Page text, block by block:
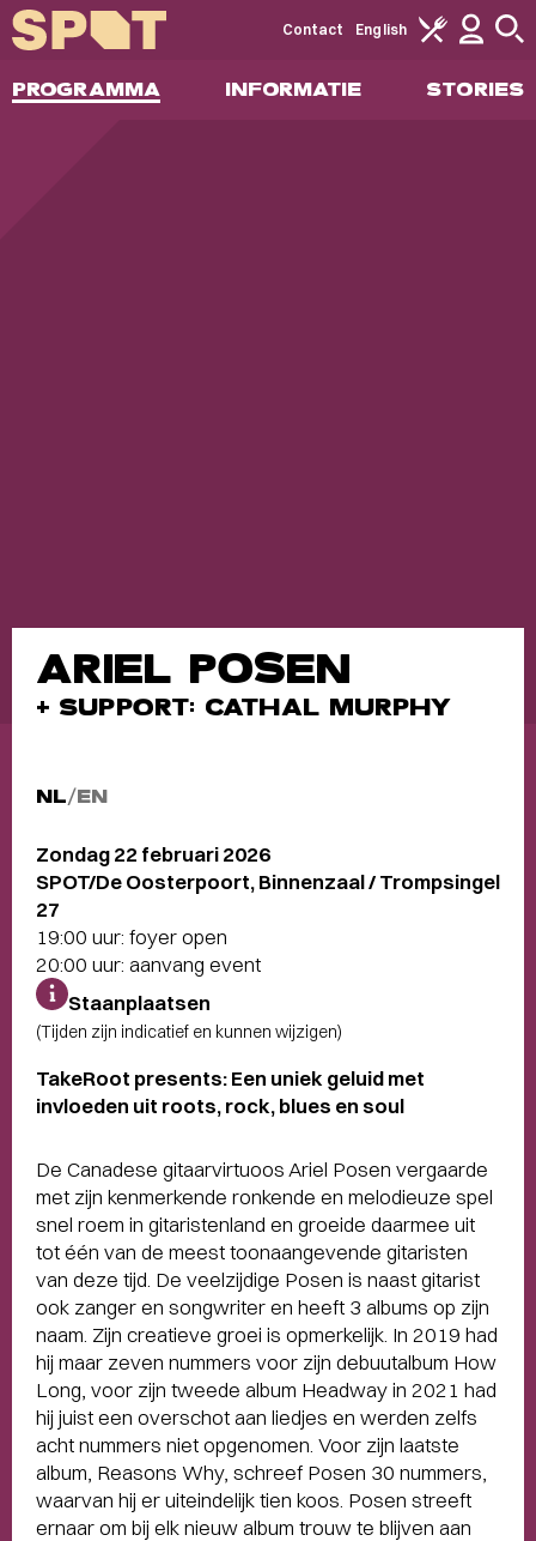
PROGRAMMA INFORMATIE STORIES
Contact English
ARIEL POSEN
+ SUPPORT: CATHAL MURPHY
NL/EN
Zondag 22 februari 2026
SPOT/De Oosterpoort, Binnenzaal / Trompsingel
27
19:00 uur: foyer open
20:00 uur: aanvang event
Staanplaatsen
(Tijden zijn indicatief en kunnen wijzigen)
TakeRoot presents: Een uniek geluid met
invloeden uit roots, rock, blues en soul
De Canadese gitaarvirtuoos Ariel Posen vergaarde
met zijn kenmerkende ronkende en melodieuze spel
snel roem in gitaristenland en groeide daarmee uit
tot één van de meest toonaangevende gitaristen
van deze tijd. De veelzijdige Posen is naast gitarist
ook zanger en songwriter en heeft 3 albums op zijn
naam. Zijn creatieve groei is opmerkelijk. In 2019 had
hij maar zeven nummers voor zijn debuutalbum How
Long, voor zijn tweede album Headway in 2021 had
hij juist een overschot aan liedjes en werden zelfs
acht nummers niet opgenomen. Voor zijn laatste
album, Reasons Why, schreef Posen 30 nummers,
waarvan hij er uiteindelijk tien koos. Posen streeft
ernaar om bij elk nieuw album trouw te blijven aan